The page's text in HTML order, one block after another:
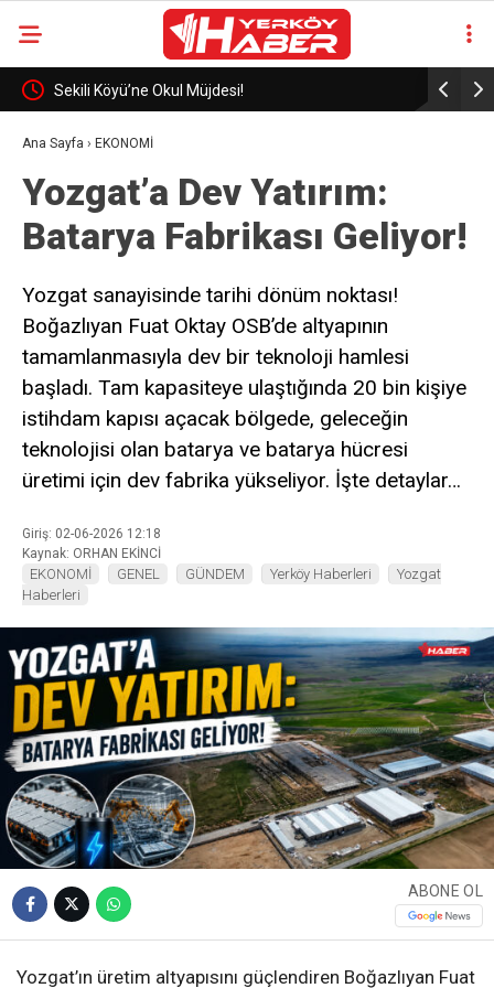
Sekili Köyü’ne Okul Müjdesi! 29 Yıllık
Ana Sayfa › EKONOMİ
Yozgat’a Dev Yatırım:
Batarya Fabrikası Geliyor!
Yozgat sanayisinde tarihi dönüm noktası!
Boğazlıyan Fuat Oktay OSB’de altyapının
tamamlanmasıyla dev bir teknoloji hamlesi
başladı. Tam kapasiteye ulaştığında 20 bin kişiye
istihdam kapısı açacak bölgede, geleceğin
teknolojisi olan batarya ve batarya hücresi
üretimi için dev fabrika yükseliyor. İşte detaylar…
Giriş: 02-06-2026 12:18
Kaynak: ORHAN EKİNCİ
EKONOMİ GENEL GÜNDEM Yerköy Haberleri
Yozgat
Haberleri
ABONE OL
Yozgat’ın üretim altyapısını güçlendiren Boğazlıyan Fuat